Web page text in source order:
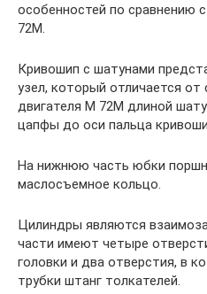
особенностей по сравнению
72М.
Кривошип с шатунами
узел, который отличается
двигателя М 72М длиной
цапфы до оси пальца
На нижнюю часть юбки
маслосъемное кольцо.
Цилиндры являются
части имеют четыре
головки и два отверстия, в
трубки штанг толкателей.